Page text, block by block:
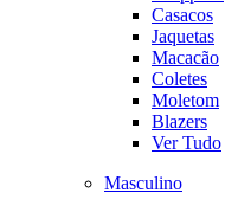
Casacos
Jaquetas
Macacão
Coletes
Moletom
Blazers
Ver Tudo
Masculino